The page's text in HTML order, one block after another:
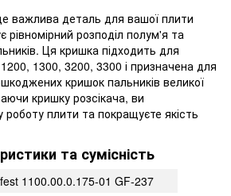
важлива деталь для вашої плити
рівномірний розподіл полум'я та
Ця кришка підходить для
1300, 3200, 3300 і призначена для
кришок пальників великої
кришку розсікача, ви
роботу плити та покращуєте якість
та сумісність
1100.00.0.175-01 GF-237